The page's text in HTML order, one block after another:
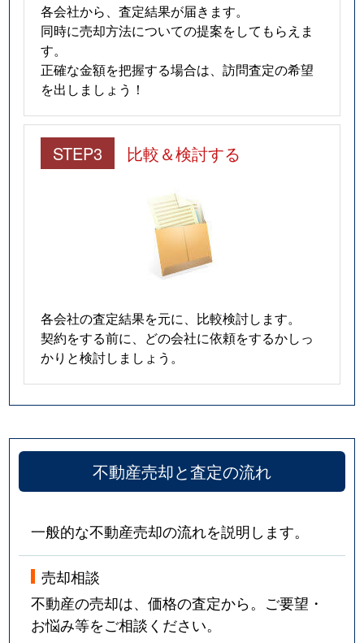
各会社から、査定結果が届きます。
同時に売却方法についての提案をしてもらえま
す。
正確な金額を把握する場合は、訪問査定の希望
を出しましょう！
STEP3 比較＆検討する
各会社の査定結果を元に、比較検討します。
契約をする前に、どの会社に依頼をするかしっ
かりと検討しましょう。
不動産売却と査定の流れ
一般的な不動産売却の流れを説明します。
売却相談
不動産の売却は、価格の査定から。ご要望・
お悩み等をご相談ください。